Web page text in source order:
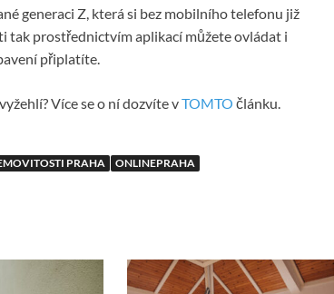
generaci Z, která si bez mobilního telefonu již
tak prostřednictvím aplikací můžete ovládat i
připlatíte.
Více se o ní dozvíte vTOMTO článku.
PRAHA ONLINEPRAHA